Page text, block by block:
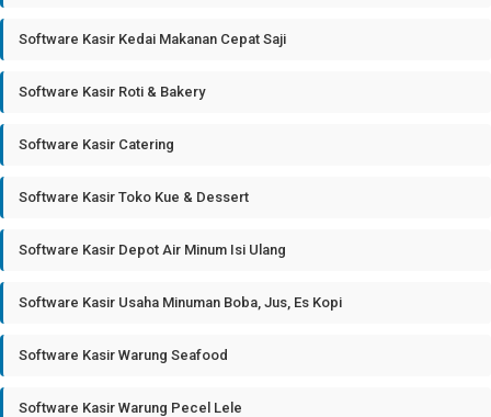
Software Kasir Kedai Makanan Cepat Saji
Software Kasir Roti & Bakery
Software Kasir Catering
Software Kasir Toko Kue & Dessert
Software Kasir Depot Air Minum Isi Ulang
Software Kasir Usaha Minuman Boba, Jus, Es Kopi
Software Kasir Warung Seafood
Software Kasir Warung Pecel Lele